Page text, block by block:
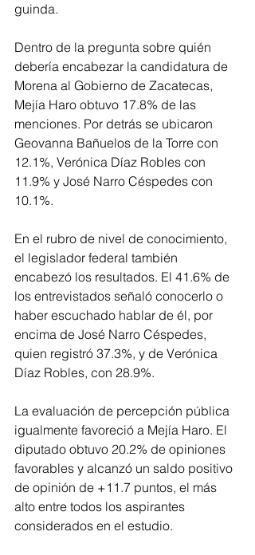
guinda.
Dentro de la pregunta sobre quién
debería encabezar la candidatura de
Morena al Gobierno de Zacatecas,
Mejía Haro obtuvo 17.8% de las
menciones. Por detrás se ubicaron
Geovanna Bañuelos de la Torre con
12.1%, Verónica Díaz Robles con
11.9% y José Narro Céspedes con
10.1%.
En el rubro de nivel de conocimiento,
el legislador federal también
encabezó los resultados. El 41.6% de
los entrevistados señaló conocerlo o
haber escuchado hablar de él, por
encima de José Narro Céspedes,
quien registró 37.3%, y de Verónica
Díaz Robles, con 28.9%.
La evaluación de percepción pública
igualmente favoreció a Mejía Haro. El
diputado obtuvo 20.2% de opiniones
favorables y alcanzó un saldo positivo
de opinión de +11.7 puntos, el más
alto entre todos los aspirantes
considerados en el estudio.